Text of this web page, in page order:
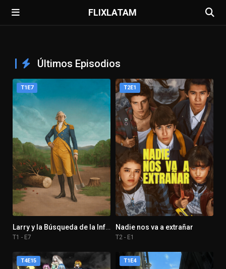
FLIXLATAM
Últimos Episodios
T1E7
Larry y la Búsqueda de la Infelicidad
T1 - E7
T2E1
Nadie nos va a extrañar
T2 - E1
T4E15 T1E4